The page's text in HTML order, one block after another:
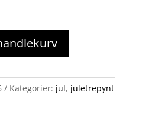
Kategorier: jul, juletrepynt